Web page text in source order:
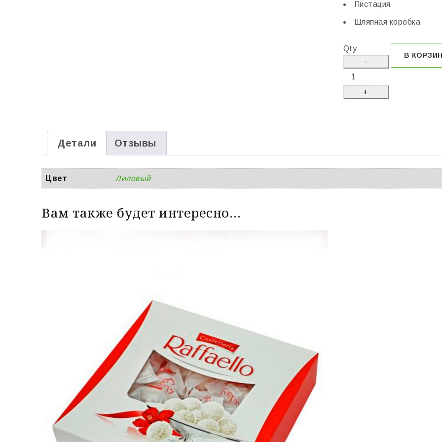
Пистация
Шляпная коробка
Qty
В
Детали Отзывы
Цвет Лиловый
Вам также будет интересно…